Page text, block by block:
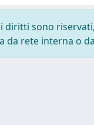
sono
da rete interna o da